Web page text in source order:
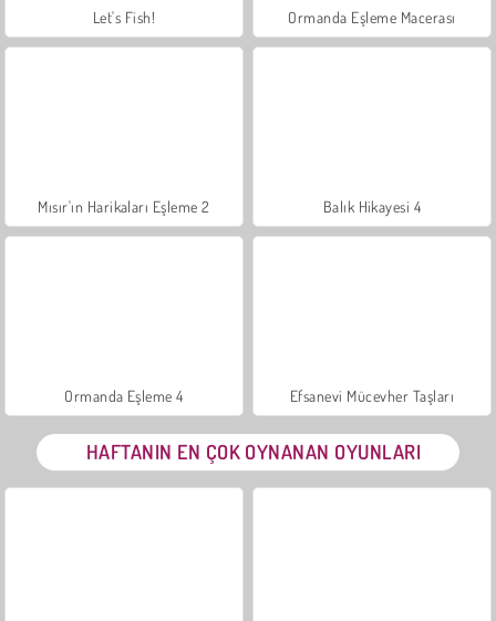
Let's Fish! Ormanda Eşleme Macerası
Mısır'ın Harikaları Eşleme 2 Balık Hikayesi 4
Ormanda Eşleme 4 Efsanevi Mücevher Taşları
HAFTANIN EN ÇOK OYNANAN OYUNLARI